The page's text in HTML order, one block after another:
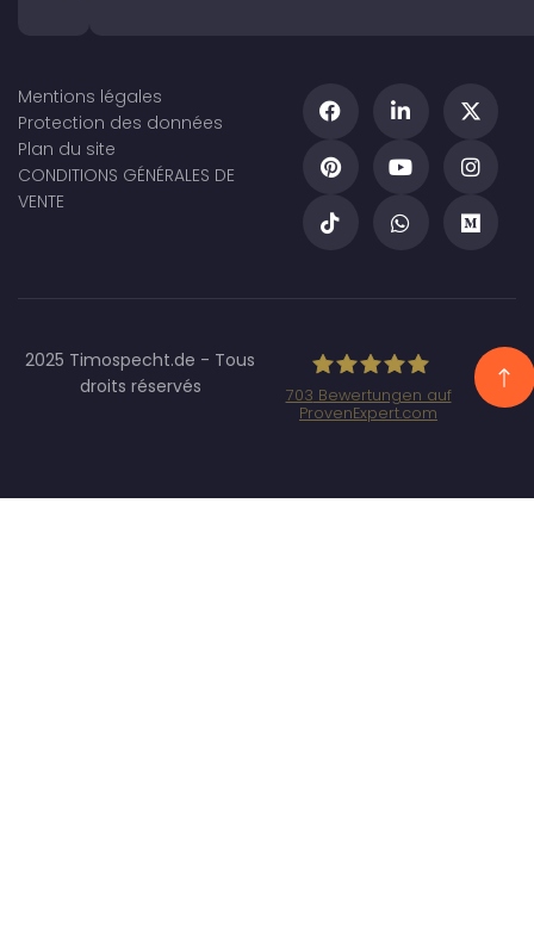
Mentions légales
Protection des données
Plan du site
CONDITIONS GÉNÉRALES DE
VENTE
2025 Timospecht.de - Tous
droits réservés
GmbH - SEO/SEA
703 Bewertungen auf
ProvenExpert.com